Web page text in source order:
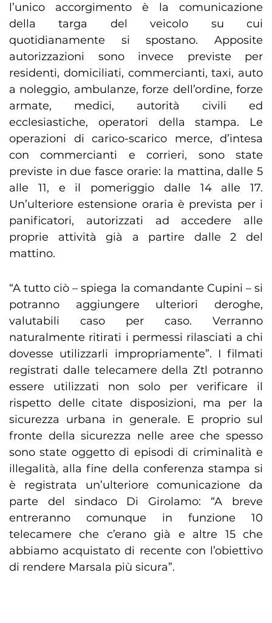
l’unico accorgimento è la comunicazione
della targa del veicolo su cui
quotidianamente si spostano. Apposite
autorizzazioni sono invece previste per
residenti, domiciliati, commercianti, taxi, auto
a noleggio, ambulanze, forze dell’ordine, forze
armate, medici, autorità civili ed
ecclesiastiche, operatori della stampa. Le
operazioni di carico-scarico merce, d’intesa
con commercianti e corrieri, sono state
previste in due fasce orarie: la mattina, dalle 5
alle 11, e il pomeriggio dalle 14 alle 17.
Un’ulteriore estensione oraria è prevista per i
panificatori, autorizzati ad accedere alle
proprie attività già a partire dalle 2 del
mattino.
“A tutto ciò – spiega la comandante Cupini – si
potranno aggiungere ulteriori deroghe,
valutabili caso per caso. Verranno
naturalmente ritirati i permessi rilasciati a chi
dovesse utilizzarli impropriamente”. I filmati
registrati dalle telecamere della Ztl potranno
essere utilizzati non solo per verificare il
rispetto delle citate disposizioni, ma per la
sicurezza urbana in generale. E proprio sul
fronte della sicurezza nelle aree che spesso
sono state oggetto di episodi di criminalità e
illegalità, alla fine della conferenza stampa si
è registrata un’ulteriore comunicazione da
parte del sindaco Di Girolamo: “A breve
entreranno comunque in funzione 10
telecamere che c’erano già e altre 15 che
abbiamo acquistato di recente con l’obiettivo
di rendere Marsala più sicura”.